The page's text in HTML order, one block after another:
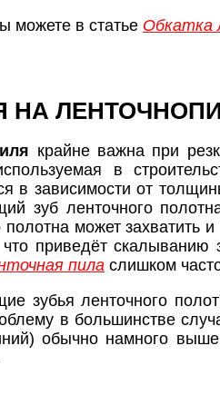
можете в статье Обкатка
НА
крайне важна при
в
в зависимости от
зуб ленточного
может захватить и
приведёт
пила слишком
зубья ленточного
в большинстве
обычно намного